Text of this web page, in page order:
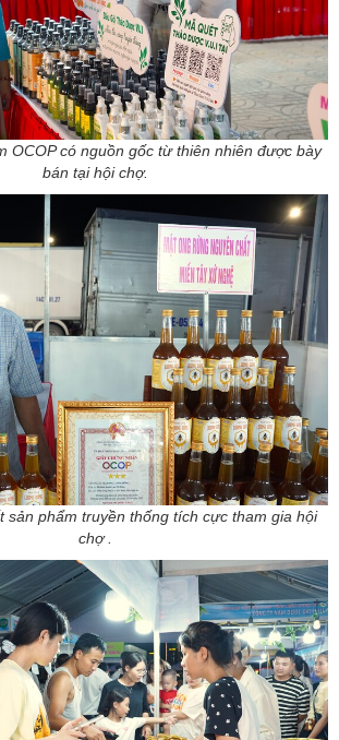
OCOP có nguồn gốc từ thiên nhiên được bày
bán tại hội chợ.
sản phẩm truyền thống tích cực tham gia hội
chợ .